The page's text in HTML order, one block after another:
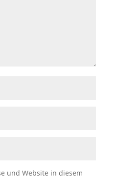
und Website in diesem